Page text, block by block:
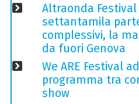
Altraonda Festival
settantamila
complessivi, la
da fuori Genova
We ARE Festival
programma tra
show